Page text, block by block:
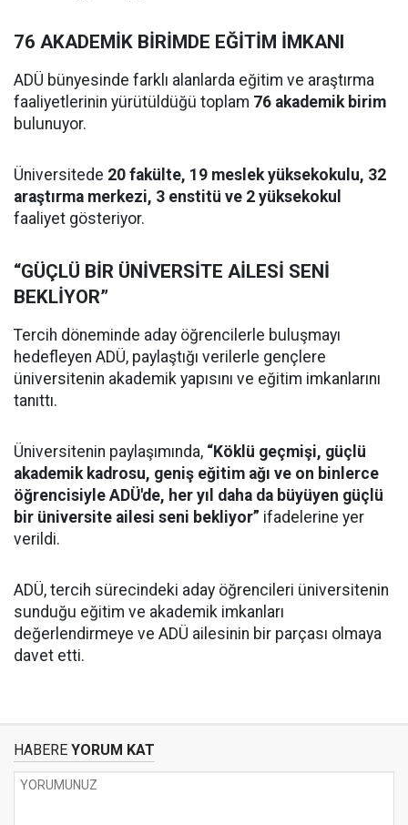
76 AKADEMİK BİRİMDE EĞİTİM İMKANI
ADÜ bünyesinde farklı alanlarda eğitim ve araştırma
faaliyetlerinin yürütüldüğü toplam 76 akademik birim
bulunuyor.
Üniversitede 20 fakülte, 19 meslek yüksekokulu, 32
araştırma merkezi, 3 enstitü ve 2 yüksekokul
faaliyet gösteriyor.
“GÜÇLÜ BİR ÜNİVERSİTE AİLESİ SENİ
BEKLİYOR”
Tercih döneminde aday öğrencilerle buluşmayı
hedefleyen ADÜ, paylaştığı verilerle gençlere
üniversitenin akademik yapısını ve eğitim imkanlarını
tanıttı.
Üniversitenin paylaşımında, “Köklü geçmişi, güçlü
akademik kadrosu, geniş eğitim ağı ve on binlerce
öğrencisiyle ADÜ'de, her yıl daha da büyüyen güçlü
bir üniversite ailesi seni bekliyor” ifadelerine yer
verildi.
ADÜ, tercih sürecindeki aday öğrencileri üniversitenin
sunduğu eğitim ve akademik imkanları
değerlendirmeye ve ADÜ ailesinin bir parçası olmaya
davet etti.
HABERE YORUM KAT